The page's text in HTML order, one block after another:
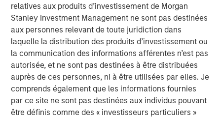
relatives aux produits d’investissement de Morgan
Stanley Investment Management ne sont pas destinées
aux personnes relevant de toute juridiction dans
laquelle la distribution des produits d’investissement ou
la communication des informations afférentes n’est pas
autorisée, et ne sont pas destinées à être distribuées
auprès de ces personnes, ni à être utilisées par elles. Je
comprends également que les informations fournies
par ce site ne sont pas destinées aux individus pouvant
être définis comme des « investisseurs particuliers »
Historiquement, l’impact sur les marchés des chocs
géopolitiques tend à s’estomper en quelques jours ou
semaines, sauf s’il s’accompagne de perturbations
durables de l’approvisionnement en énergie. Par
conséquent, le pétrole reste le principal facteur de
fluctuation des marchés. La forte augmentation des prix
du brut ces derniers jours reflète non seulement le risque
de perturbation des routes maritimes clés telles que le
détroit d’Ormuz, mais aussi les frappes sur les
infrastructures énergétiques en Arabie saoudite et au